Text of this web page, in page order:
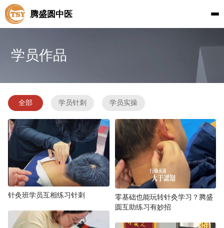
腾盛圆中医
学员作品
全部 学员针刺 学员实操
针灸班学员互相练习针刺
零基础也能玩转针灸学习？腾盛
圆互助练习有妙招